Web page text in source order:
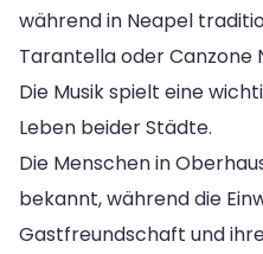
während in Neapel
Tarantella oder Canzone
Die Musik spielt eine
Leben beider Städte.
Die Menschen in
bekannt, während die
Gastfreundschaft und